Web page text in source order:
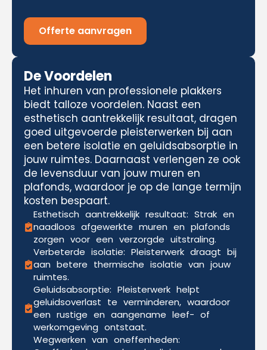
Offerte aanvragen
De Voordelen
Het inhuren van professionele plakkers
biedt talloze voordelen. Naast een
esthetisch aantrekkelijk resultaat, dragen
goed uitgevoerde pleisterwerken bij aan
een betere isolatie en geluidsabsorptie in
jouw ruimtes. Daarnaast verlengen ze ook
de levensduur van jouw muren en
plafonds, waardoor je op de lange termijn
kosten bespaart.
Esthetisch aantrekkelijk resultaat: Strak en
naadloos afgewerkte muren en plafonds
zorgen voor een verzorgde uitstraling.
Verbeterde isolatie: Pleisterwerk draagt bij
aan betere thermische isolatie van jouw
ruimtes.
Geluidsabsorptie: Pleisterwerk helpt
geluidsoverlast te verminderen, waardoor
een rustige en aangename leef- of
werkomgeving ontstaat.
Wegwerken van oneffenheden: